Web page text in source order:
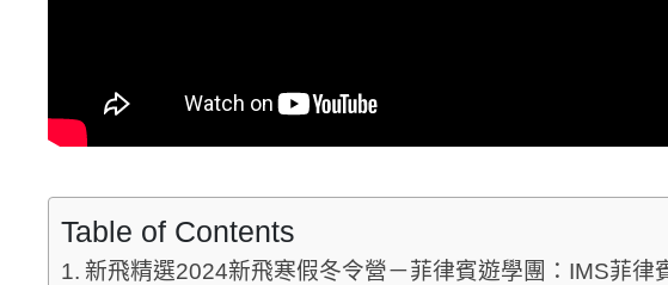
Table of Contents
新飛精選2024新飛寒假冬令營－菲律賓遊學團：IMS菲律